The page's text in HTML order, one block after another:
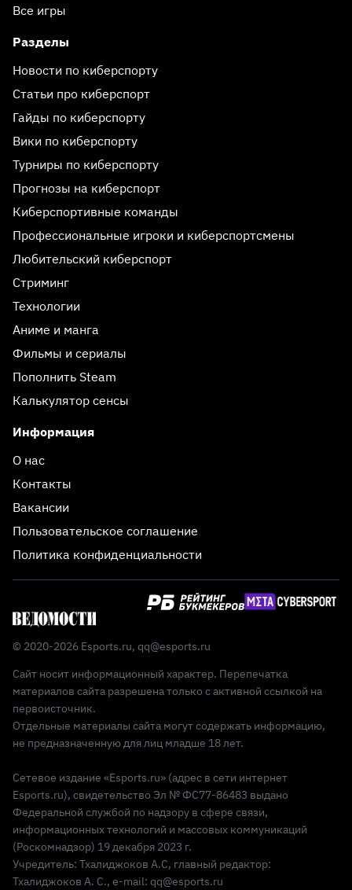
Все игры
Разделы
Новости по киберспорту
Статьи про киберспорт
Гайды по киберспорту
Вики по киберспорту
Турниры по киберспорту
Прогнозы на киберспорт
Киберспортивные команды
Профессиональные игроки и киберспортсмены
Любительский киберспорт
Стриминг
Технологии
Аниме и манга
Фильмы и сериалы
Пополнить Steam
Калькулятор сенсы
Информация
О нас
Контакты
Вакансии
Пользовательское соглашение
Политика конфиденциальности
© 2020-2026 Esports.ru, qq@esports.ru
Сайт носит информационный характер. Перепечатка
материалов сайта разрешена только с активной ссылкой на
первоисточник.
Отдельные материалы сайта могут содержать информацию,
не предназначенную для лиц младше 18 лет.
Сетевое издание «Esports.ru» (адрес в сети интернет
Esports.ru), свидетельство Эл № ФС77-86483 выдано
Федеральной службой по надзору в сфере связи,
информационных технологий и массовых коммуникаций
(Роскомнадзор) 19 декабря 2023 г.
Учредитель: Тхалиджоков А.С, главный редактор:
Тхалиджоков А. С., e-mail: qq@esports.ru